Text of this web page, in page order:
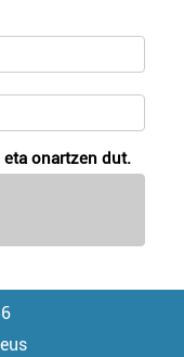
eta onartzen dut.